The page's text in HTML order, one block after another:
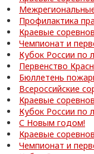
Профилактика
Краевые
Чемпионат и
Кубок России по
Первенство
Бюллетень
Всероссийские
Краевые
Кубок России по
С Новым годом!
Краевые
Чемпионат и